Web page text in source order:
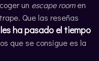
un escape roomen
Que las reseñas
ha pasado el tiempo
que se consigue es la